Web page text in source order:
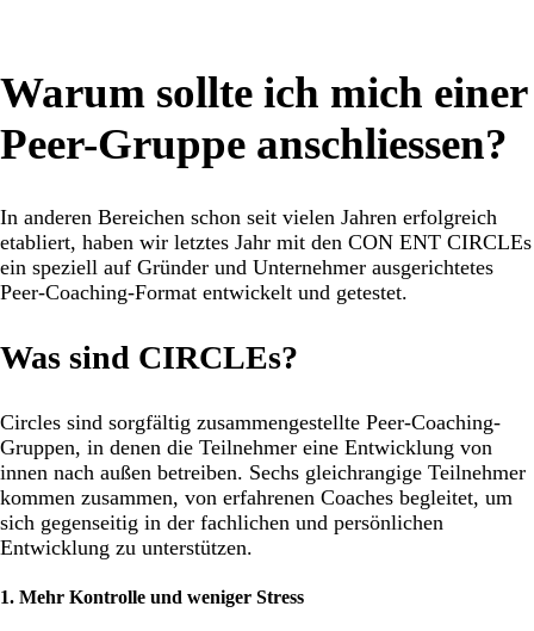
Warum sollte ich mich einer
Peer-Gruppe anschliessen?
In anderen Bereichen schon seit vielen Jahren erfolgreich
etabliert, haben wir letztes Jahr mit den CON ENT CIRCLEs
ein speziell auf Gründer und Unternehmer ausgerichtetes
Peer-Coaching-Format entwickelt und getestet.
Was sind CIRCLEs?
Circles sind sorgfältig zusammengestellte Peer-Coaching-
Gruppen, in denen die Teilnehmer eine Entwicklung von
innen nach außen betreiben. Sechs gleichrangige Teilnehmer
kommen zusammen, von erfahrenen Coaches begleitet, um
sich gegenseitig in der fachlichen und persönlichen
Entwicklung zu unterstützen.
1. Mehr Kontrolle und weniger Stress